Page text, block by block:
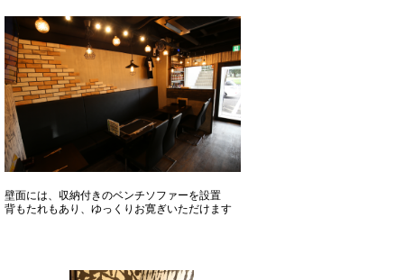
壁面には、収納付きのベンチソファーを設置
背もたれもあり、ゆっくりお寛ぎいただけます